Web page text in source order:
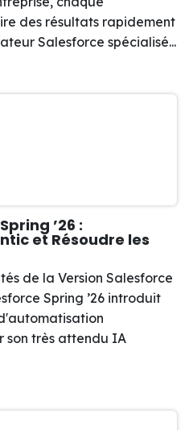
des résultats rapidement
Salesforce spécialisé...
’26 :
et Résoudre les
de la Version Salesforce
Spring ’26 introduit
son très attendu IA